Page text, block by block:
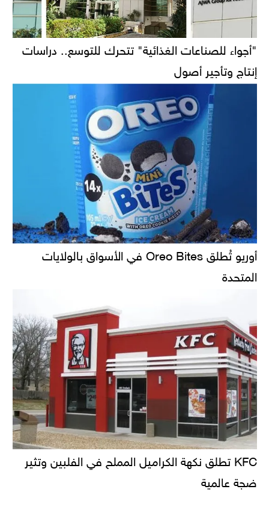
"أجواء للصناعات الغذائية" تتحرك للتوسع.. دراسات
إنتاج وتأجير أصول
أوريو تُطلق Oreo Bites في الأسواق بالولايات
المتحدة
KFC تطلق نكهة الكراميل المملح في الفلبين وتثير
ضجة عالمية